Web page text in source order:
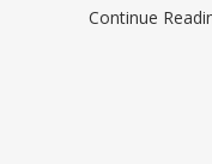
Continue